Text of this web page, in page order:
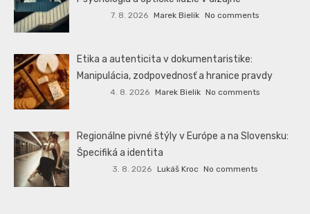
7. 8. 2026 Marek Bielik No comments
Etika a autenticita v dokumentaristike:
Manipulácia, zodpovednosť a hranice pravdy
4. 8. 2026 Marek Bielik No comments
Regionálne pivné štýly v Európe a na Slovensku:
Špecifiká a identita
3. 8. 2026 Lukáš Kroc No comments